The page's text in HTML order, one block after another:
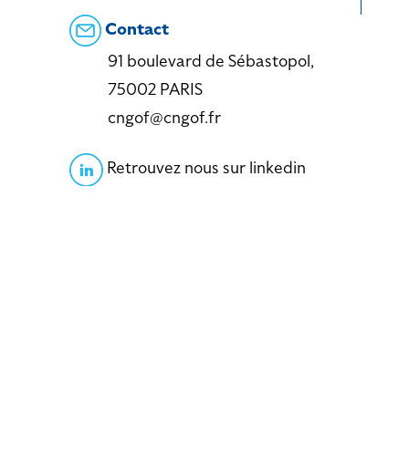
Contact
91 boulevard de Sébastopol,
75002 PARIS
cngof@cngof.fr
Retrouvez nous sur linkedin